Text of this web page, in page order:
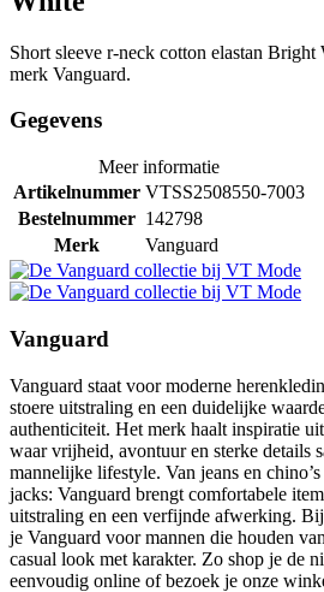
Short sleeve r-neck cotton elastan
merk Vanguard.
Gegevens
Meer informatie
Artikelnummer VTSS2508550-7003
Bestelnummer 142798
Merk
Vanguard
Vanguard
Vanguard staat voor moderne
stoere uitstraling en een duidelijke
authenticiteit. Het merk haalt inspiratie
waar vrijheid, avontuur en sterke details
mannelijke lifestyle. Van jeans en
jacks: Vanguard brengt comfortabele
uitstraling en een verfijnde afwerking.
je Vanguard voor mannen die houden
casual look met karakter. Zo shop je de
eenvoudig online of bezoek je onze